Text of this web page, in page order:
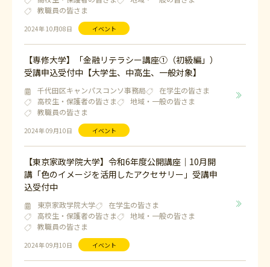
2024年 10月08日 イベント
教職員の皆さま
2024年 09月10日 イベント
【専修大学】「金融リテラシー講座①（初級編」）
受講申込受付中【大学生、中高生、一般対象】
千代田区キャンパスコンソ事務局
在学生の皆さま
高校生・保護者の皆さま
地域・一般の皆さま
教職員の皆さま
2024年 09月10日 イベント
【東京家政学院大学】令和6年度公開講座｜10月開
講「色のイメージを活用したアクセサリー」受講申
込受付中
東京家政学院大学
在学生の皆さま
高校生・保護者の皆さま
地域・一般の皆さま
教職員の皆さま